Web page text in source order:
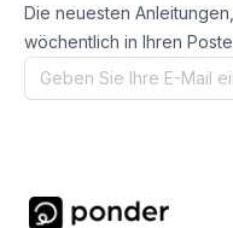
Die neuesten
wöchentlich in Ihren